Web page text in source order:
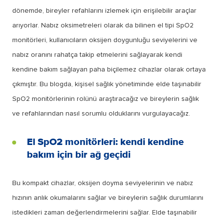
dönemde, bireyler refahlarını izlemek için erişilebilir araçlar
arıyorlar. Nabız oksimetreleri olarak da bilinen el tipi SpO2
monitörleri, kullanıcıların oksijen doygunluğu seviyelerini ve
nabız oranını rahatça takip etmelerini sağlayarak kendi
kendine bakım sağlayan paha biçilemez cihazlar olarak ortaya
çıkmıştır. Bu blogda, kişisel sağlık yönetiminde elde taşınabilir
SpO2 monitörlerinin rolünü araştıracağız ve bireylerin sağlık
ve refahlarından nasıl sorumlu olduklarını vurgulayacağız.
El SpO2 monitörleri: kendi kendine
bakım için bir ağ geçidi
Bu kompakt cihazlar, oksijen doyma seviyelerinin ve nabız
hızının anlık okumalarını sağlar ve bireylerin sağlık durumlarını
istedikleri zaman değerlendirmelerini sağlar. Elde taşınabilir